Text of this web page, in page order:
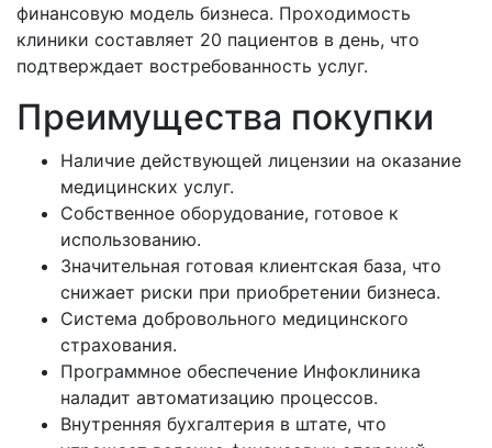
финансовую модель бизнеса. Проходимость
клиники составляет 20 пациентов в день, что
подтверждает востребованность услуг.
Преимущества покупки
Наличие действующей лицензии на оказание
медицинских услуг.
Собственное оборудование, готовое к
использованию.
Значительная готовая клиентская база, что
снижает риски при приобретении бизнеса.
Система добровольного медицинского
страхования.
Программное обеспечение Инфоклиника
наладит автоматизацию процессов.
Внутренняя бухгалтерия в штате, что